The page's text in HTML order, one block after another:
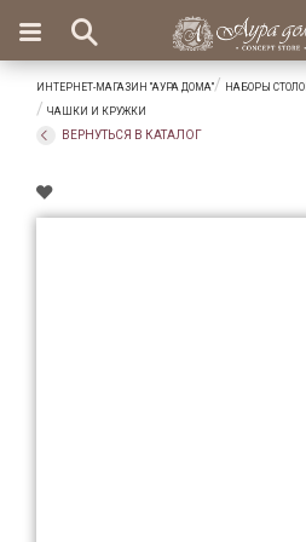
Вход
Избранное
×
Салоны
Доставка
Оплата
Ароматы
ИНТЕРНЕТ-МАГАЗИН "АУРА ДОМА"
НАБОРЫ
ЧАШКИ И КРУЖКИ
ВЕРНУТЬСЯ В КАТАЛОГ